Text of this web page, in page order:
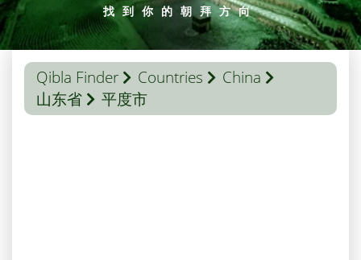
找到你的朝拜方向
Qibla Finder Countries
China
山东省
平度市